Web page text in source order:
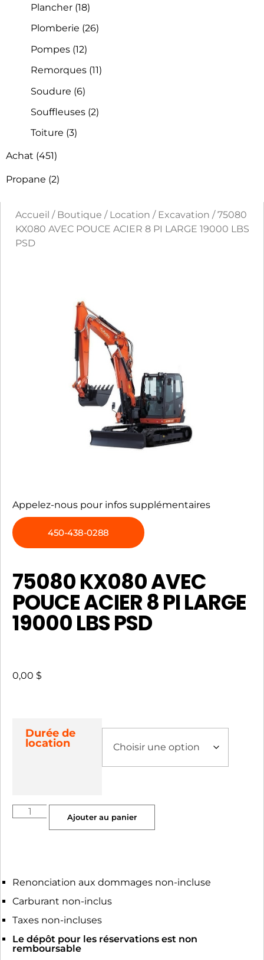
Plancher (18)
Plomberie (26)
Pompes (12)
Remorques (11)
Soudure (6)
Souffleuses (2)
Toiture (3)
Achat (451)
Propane (2)
Accueil / Boutique / Location / Excavation / 75080
KX080 AVEC POUCE ACIER 8 PI LARGE 19000 LBS
PSD
Appelez-nous pour infos supplémentaires
450-438-0288
75080 KX080 AVEC
POUCE ACIER 8 PI LARGE
19000 LBS PSD
0,00 $
Durée de
location
Ajouter au panier
Renonciation aux dommages non-incluse
Carburant non-inclus
Taxes non-incluses
Le dépôt pour les réservations est non
remboursable